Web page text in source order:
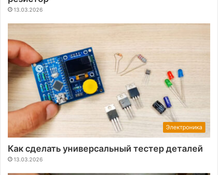
13.03.2026
Электроника
Как сделать универсальный тестер деталей
13.03.2026